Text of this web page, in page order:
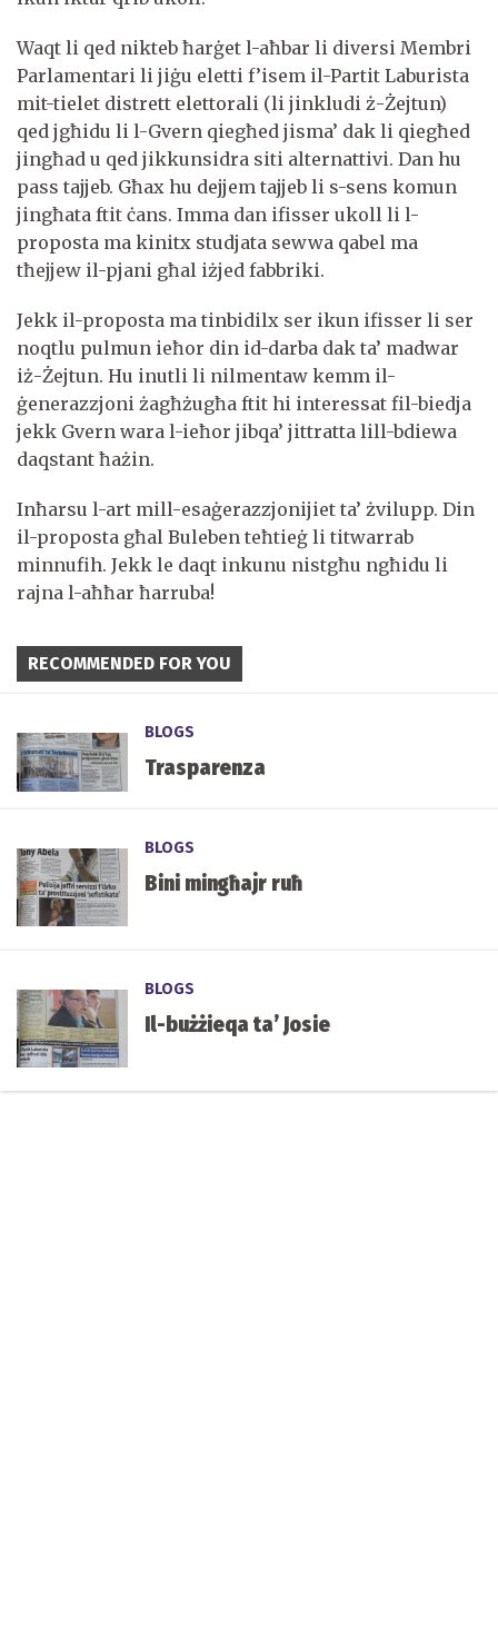
Waqt li qed nikteb ħarġet l-aħbar li diversi Membri
Parlamentari li jiġu eletti f’isem il-Partit Laburista
mit-tielet distrett elettorali (li jinkludi ż-Żejtun)
qed jgħidu li l-Gvern qiegħed jisma’ dak li qiegħed
jingħad u qed jikkunsidra siti alternattivi. Dan hu
pass tajjeb. Għax hu dejjem tajjeb li s-sens komun
jingħata ftit ċans. Imma dan ifisser ukoll li l-
proposta ma kinitx studjata sewwa qabel ma
tħejjew il-pjani għal iżjed fabbriki.
Jekk il-proposta ma tinbidilx ser ikun ifisser li ser
noqtlu pulmun ieħor din id-darba dak ta’ madwar
iż-Żejtun. Hu inutli li nilmentaw kemm il-
ġenerazzjoni żagħżugħa ftit hi interessat fil-biedja
jekk Gvern wara l-ieħor jibqa’ jittratta lill-bdiewa
daqstant ħażin.
Inħarsu l-art mill-esaġerazzjonijiet ta’ żvilupp. Din
il-proposta għal Buleben teħtieġ li titwarrab
minnufih. Jekk le daqt inkunu nistgħu ngħidu li
rajna l-aħħar ħarruba!
RECOMMENDED FOR YOU
BLOGS
Trasparenza
BLOGS
Bini mingħajr ruħ
BLOGS
Il-bużżieqa ta’ Josie